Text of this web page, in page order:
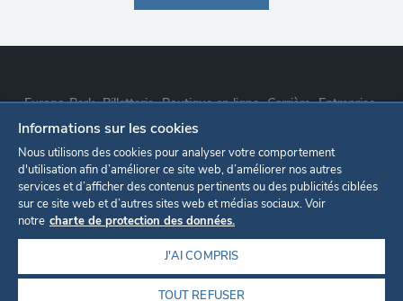
Europa-Park Billetterie Boutique en ligne Carrière Entreprise
Déclaration de confidentialité Paramètres des cookies
Mentions légales
Informations sur les cookies
Nous utilisons des cookies pour analyser votre comportement
d'utilisation afin d’améliorer ce site web, d’améliorer nos autres
services et d’afficher des contenus pertinents ou des publicités ciblées
sur ce site web et d’autres sites web et médias sociaux. Voir
notre charte de protection des données.
J'AI COMPRIS
TOUT REFUSER